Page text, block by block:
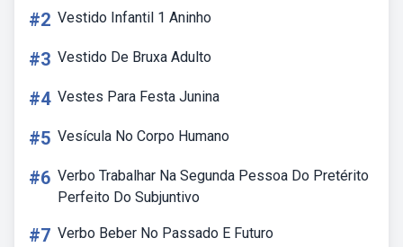
#2 Vestido Infantil 1 Aninho
#3 Vestido De Bruxa Adulto
#4 Vestes Para Festa Junina
#5 Vesícula No Corpo Humano
#6 Verbo Trabalhar Na Segunda Pessoa Do Pretérito
Perfeito Do Subjuntivo
#7 Verbo Beber No Passado E Futuro